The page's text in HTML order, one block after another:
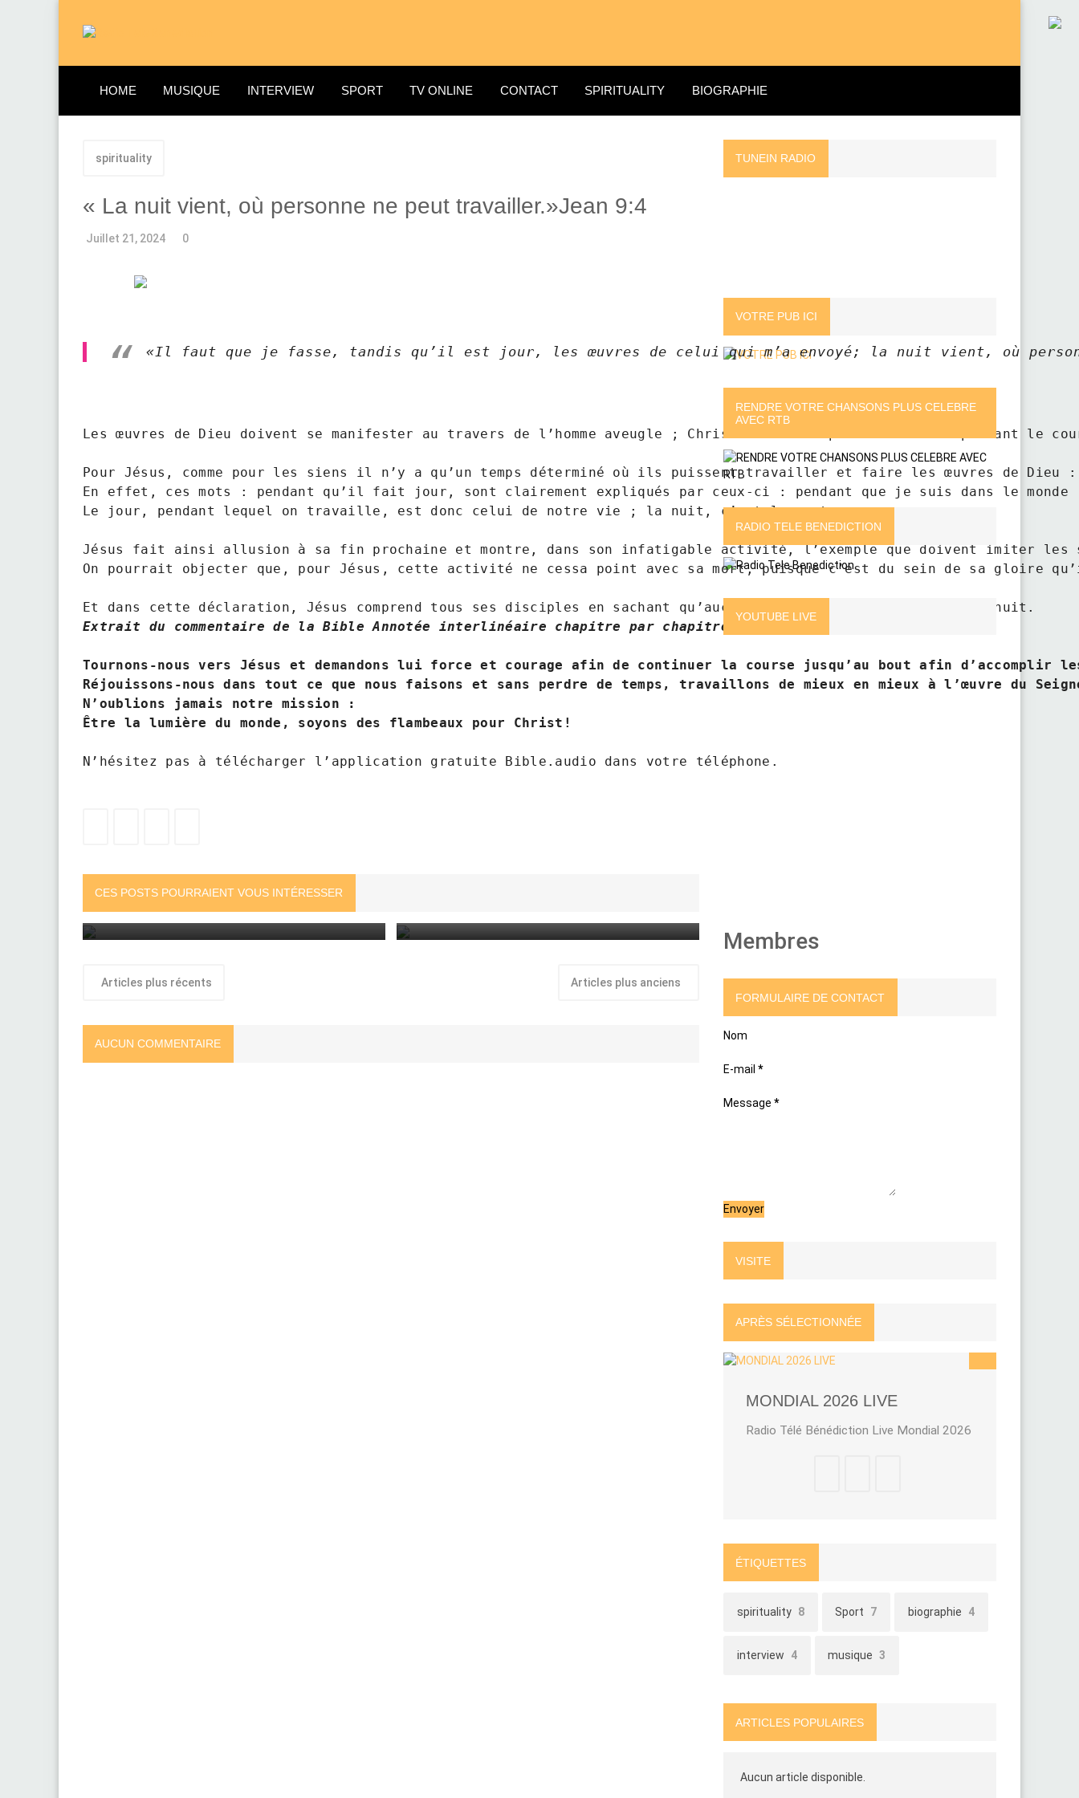
HOME MUSIQUE INTERVIEW SPORT TV ONLINE CONTACT SPIRITUALITY BIOGRAPHIE
spirituality
« La nuit vient, où personne ne peut travailler.»Jean‬ ‭9:4‬ ‭
Juillet 21, 2024 0
«Il faut que je fasse, tandis qu’il est jour, les œuvres de celui qui m’a envoyé; la nuit vient, où
Les œuvres de Dieu doivent se manifester au travers de l’homme aveugle ; Christ doit accomplir ces œuvres pendant
Pour Jésus, comme pour les siens il n’y a qu’un temps déterminé où ils puissent travailler et faire les œuvres de Dieu
En effet, ces mots : pendant qu’il fait jour, sont clairement expliqués par ceux-ci : pendant que je suis dans le
Le jour, pendant lequel on travaille, est donc celui de notre vie ; la nuit, c’est la mort.
Jésus fait ainsi allusion à sa fin prochaine et montre, dans son infatigable activité, l’exemple que doivent imiter les
On pourrait objecter que, pour Jésus, cette activité ne cessa point avec sa mort, puisque c’est du sein de sa gloire
Extrait du commentaire de la Bible Annotée interlinéaire chapitre par chapitre.
Tournons-nous vers Jésus et demandons lui force et courage afin de continuer la course jusqu’au bout afin d’accomplir
Réjouissons-nous dans tout ce que nous faisons et sans perdre de temps, travaillons de mieux en mieux à l’œuvre du
N’oublions jamais notre mission :
Être la lumière du monde, soyons des flambeaux pour Christ!
N’hésitez pas à télécharger l’application gratuite Bible.audio dans votre téléphone.
CES POSTS POURRAIENT VOUS INTÉRESSER
homenaje a la fidelidad de Dios
May 10, 2025
Articles plus récents Articles plus anciens
AUCUN COMMENTAIRE
TUNEIN RADIO
VOTRE PUB ICI
RENDRE VOTRE CHANSONS PLUS CELEBRE
AVEC RTB
RADIO TELE BENEDICTION
YOUTUBE LIVE
Membres
FORMULAIRE DE CONTACT
Nom
E-mail *
Message *
VISITE
APRÈS SÉLECTIONNÉE
MONDIAL 2026 LIVE
Radio Télé Bénédiction Live Mondial 2026
ÉTIQUETTES
spirituality 8 Sport 7 biographie 4
interview 4 musique 3
ARTICLES POPULAIRES
Aucun article disponible.